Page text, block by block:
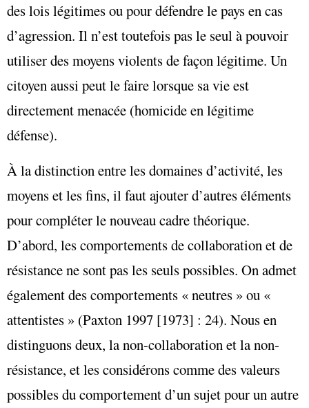
des lois légitimes ou pour défendre le pays en cas
d’agression. Il n’est toutefois pas le seul à pouvoir
utiliser des moyens violents de façon légitime. Un
citoyen aussi peut le faire lorsque sa vie est
directement menacée (homicide en légitime
défense).
À la distinction entre les domaines d’activité, les
moyens et les fins, il faut ajouter d’autres éléments
pour compléter le nouveau cadre théorique.
D’abord, les comportements de collaboration et de
résistance ne sont pas les seuls possibles. On admet
également des comportements « neutres » ou «
attentistes » (Paxton 1997 [1973] : 24). Nous en
distinguons deux, la non-collaboration et la non-
résistance, et les considérons comme des valeurs
possibles du comportement d’un sujet pour un autre